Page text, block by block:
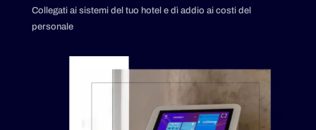
Collegati ai sistemi del tuo hotel e dì addio ai costi del
personale